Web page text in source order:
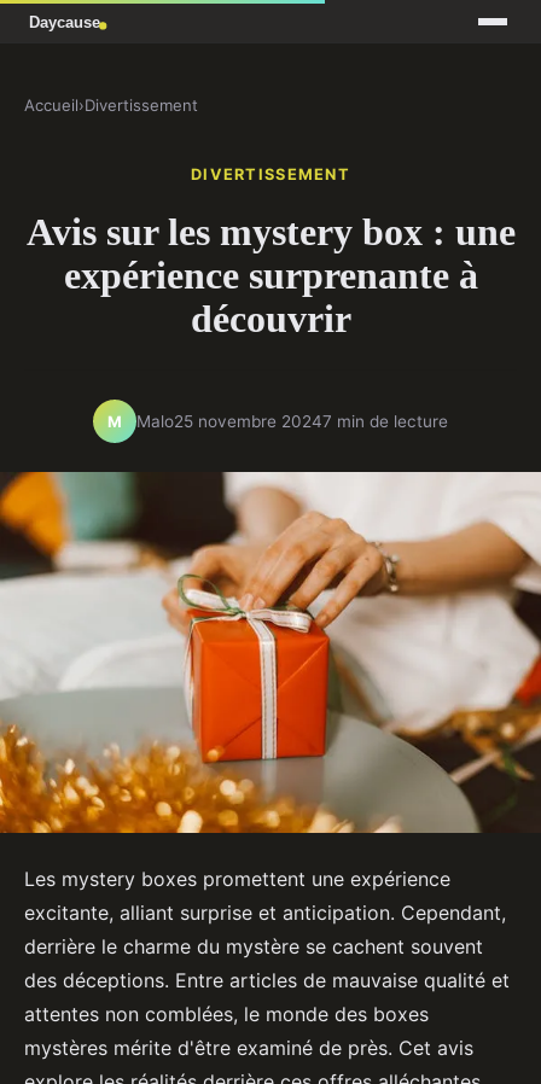
Accueil›Divertissement
DIVERTISSEMENT
Avis sur les mystery box : une
expérience surprenante à
découvrir
M Malo25 novembre 20247 min de lecture
Les mystery boxes promettent une expérience
excitante, alliant surprise et anticipation. Cependant,
derrière le charme du mystère se cachent souvent
des déceptions. Entre articles de mauvaise qualité et
attentes non comblées, le monde des boxes
mystères mérite d'être examiné de près. Cet avis